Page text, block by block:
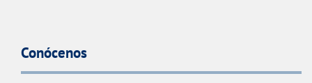
Conócenos